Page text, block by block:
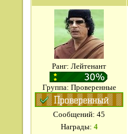
Ранг: Лейтенант
Группа: Проверенные
Сообщений: 45
Награды: 4